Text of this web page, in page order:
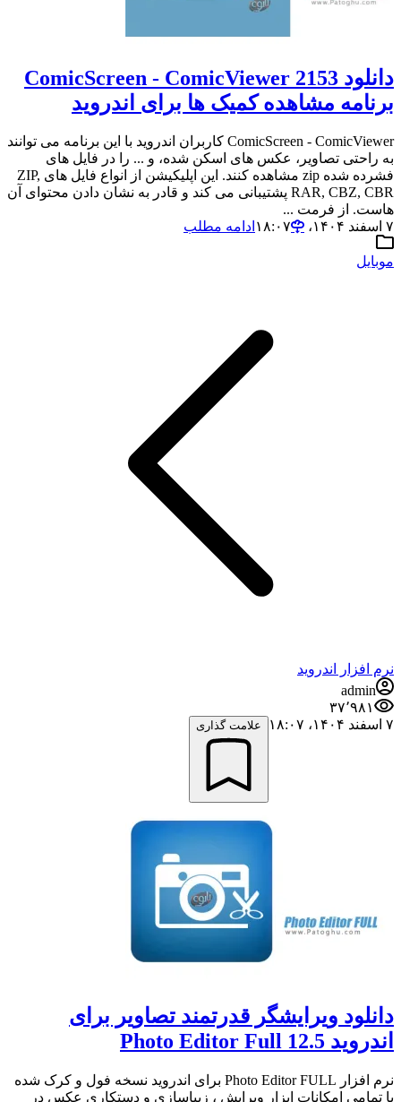
دانلود 2153 ComicScreen - ComicViewer
برنامه مشاهده کمیک ها برای اندروید
ComicScreen - ComicViewer کاربران اندروید با این برنامه می توانند
به راحتی تصاویر، عکس های اسکن شده، و ... را در فایل های
فشرده شده zip مشاهده کنند. این اپلیکیشن از انواع فایل های ZIP,
RAR, CBZ, CBR پشتیبانی می کند و قادر به نشان دادن محتوای آن
هاست. از فرمت ...
۷ اسفند ۱۴۰۴،‏ ۱۸:۰۷
ادامه مطلب
موبایل
نرم افزار اندروید
admin
۳۷٬۹۸۱
۷ اسفند ۱۴۰۴،‏ ۱۸:۰۷
علامت گذاری
دانلود ویرایشگر قدرتمند تصاویر برای
اندروید 12.5 Photo Editor Full
نرم افزار Photo Editor FULL برای اندروید نسخه فول و کرک شده
با تمامی امکانات ابزار ویرایش ، زیباسازی و دستکاری عکس در